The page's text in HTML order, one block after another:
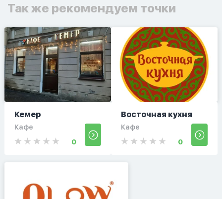
Так же рекомендуем точки
Кемер
Кафе
0
Восточная кухня
Кафе
0